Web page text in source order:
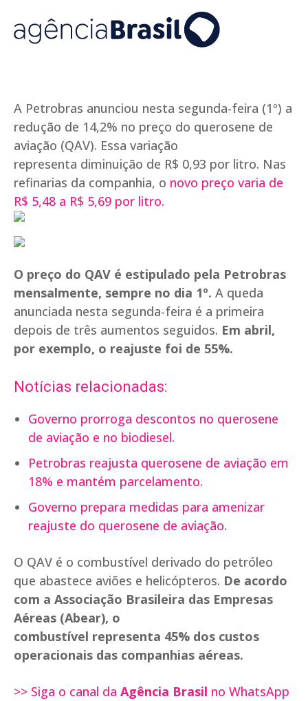
A Petrobras anunciou nesta segunda-feira (1º) a
redução de 14,2% no preço do querosene de
aviação (QAV). Essa variação
representa diminuição de R$ 0,93 por litro. Nas
refinarias da companhia, o novo preço varia de
R$ 5,48 a R$ 5,69 por litro.
O preço do QAV é estipulado pela Petrobras
mensalmente, sempre no dia 1º. A queda
anunciada nesta segunda-feira é a primeira
depois de três aumentos seguidos. Em abril,
por exemplo, o reajuste foi de 55%.
Notícias relacionadas:
Governo prorroga descontos no querosene
de aviação e no biodiesel.
Petrobras reajusta querosene de aviação em
18% e mantém parcelamento.
Governo prepara medidas para amenizar
reajuste do querosene de aviação.
O QAV é o combustível derivado do petróleo
que abastece aviões e helicópteros. De acordo
com a Associação Brasileira das Empresas
Aéreas (Abear), o
combustível representa 45% dos custos
operacionais das companhias aéreas.
>> Siga o canal da Agência Brasil no WhatsApp